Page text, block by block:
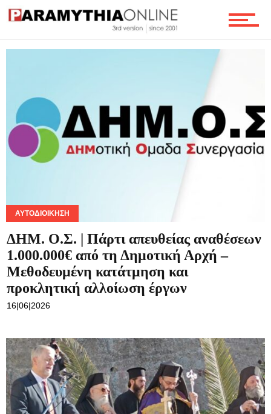
Αφιερώματα
Τεχνολογία
Ροή
Επικοινωνία
ΑΥΤΟΔΙΟΊΚΗΣΗ
ΔΗΜ. Ο.Σ. | Πάρτι απευθείας αναθέσεων
1.000.000€ από τη Δημοτική Αρχή –
Μεθοδευμένη κατάτμηση και
προκλητική αλλοίωση έργων
16|06|2026